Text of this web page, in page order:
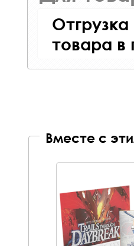
товара в
Вместе с